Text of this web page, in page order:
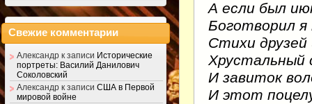
А если был
Боготворил я
Стихи друзей
Хрустальный
И завиток
И этот
Свежие комментарии
Александр к записи Исторические
портреты: Василий Данилович
Соколовский
Александр к записи США в Первой
мировой войне